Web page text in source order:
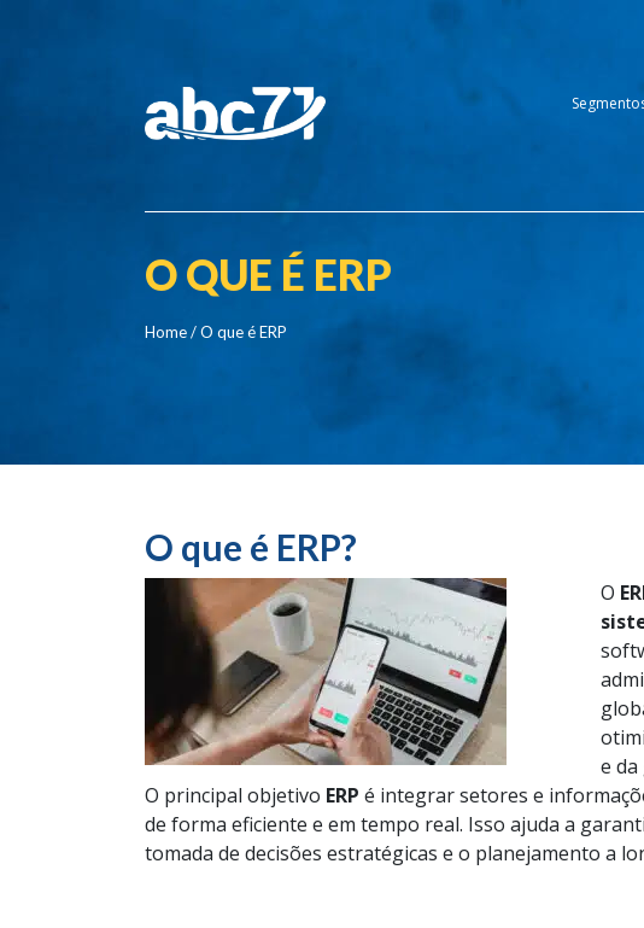
O QUE É ERP
Home/ O que é ERP
O que é ERP?
O
e
O principal objetivo ERP é integrar setores e
de forma eficiente e em tempo real. Isso ajuda a
tomada de decisões estratégicas e o planejamento a